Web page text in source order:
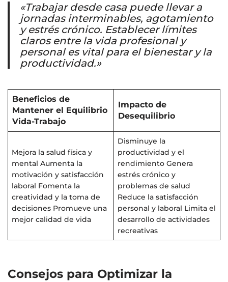
«Trabajar desde casa puede llevar a
jornadas interminables, agotamiento
y estrés crónico. Establecer límites
claros entre la vida profesional y
personal es vital para el bienestar y la
productividad.»
Beneficios de
Mantener el Equilibrio
Vida-Trabajo
Impacto de
Desequilibrio
Mejora la salud física y
mental Aumenta la
motivación y satisfacción
laboral Fomenta la
creatividad y la toma de
decisiones Promueve una
mejor calidad de vida
Disminuye la
productividad y el
rendimiento Genera
estrés crónico y
problemas de salud
Reduce la satisfacción
personal y laboral Limita el
desarrollo de actividades
recreativas
Consejos para Optimizar la